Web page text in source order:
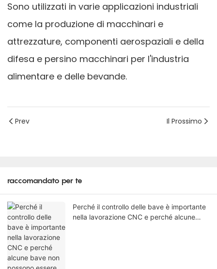
Sono utilizzati in varie applicazioni industriali
come la produzione di macchinari e
attrezzature, componenti aerospaziali e della
difesa e persino macchinari per l'industria
alimentare e delle bevande.
Prev Il Prossimo
raccomandato per te
Perché il controllo delle bave è importante
nella lavorazione CNC e perché alcune